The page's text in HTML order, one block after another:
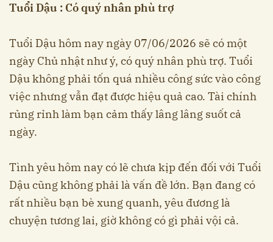
Tuổi Dậu : Có quý nhân phù trợ
Tuổi Dậu hôm nay ngày 07/06/2026 sẽ có một
ngày Chủ nhật như ý, có quý nhân phù trợ. Tuổi
Dậu không phải tốn quá nhiều công sức vào công
việc nhưng vẫn đạt được hiệu quả cao. Tài chính
rủng rỉnh làm bạn cảm thấy lâng lâng suốt cả
ngày.
Tình yêu hôm nay có lẽ chưa kịp đến đối với Tuổi
Dậu cũng không phải là vấn đề lớn. Bạn đang có
rất nhiều bạn bè xung quanh, yêu đương là
chuyện tương lai, giờ không có gì phải vội cả.